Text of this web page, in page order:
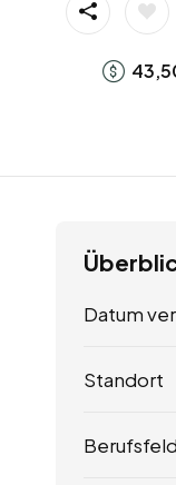
Datum
Standort
Berufsfeld